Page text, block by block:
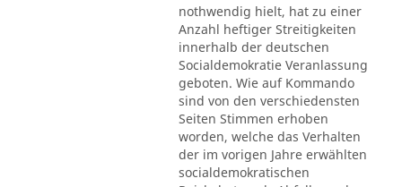
nothwendig hielt, hat zu einer
Anzahl heftiger Streitigkeiten
innerhalb der deutschen
Socialdemokratie Veranlassung
geboten. Wie auf Kommando
sind von den verschiedensten
Seiten Stimmen erhoben
worden, welche das Verhalten
der im vorigen Jahre erwählten
socialdemokratischen